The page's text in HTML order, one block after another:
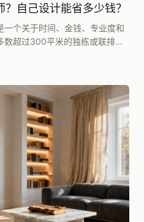
自己设计能省多少钱？
个关于时间、金钱、专业度和
超过300平米的独栋或联排别